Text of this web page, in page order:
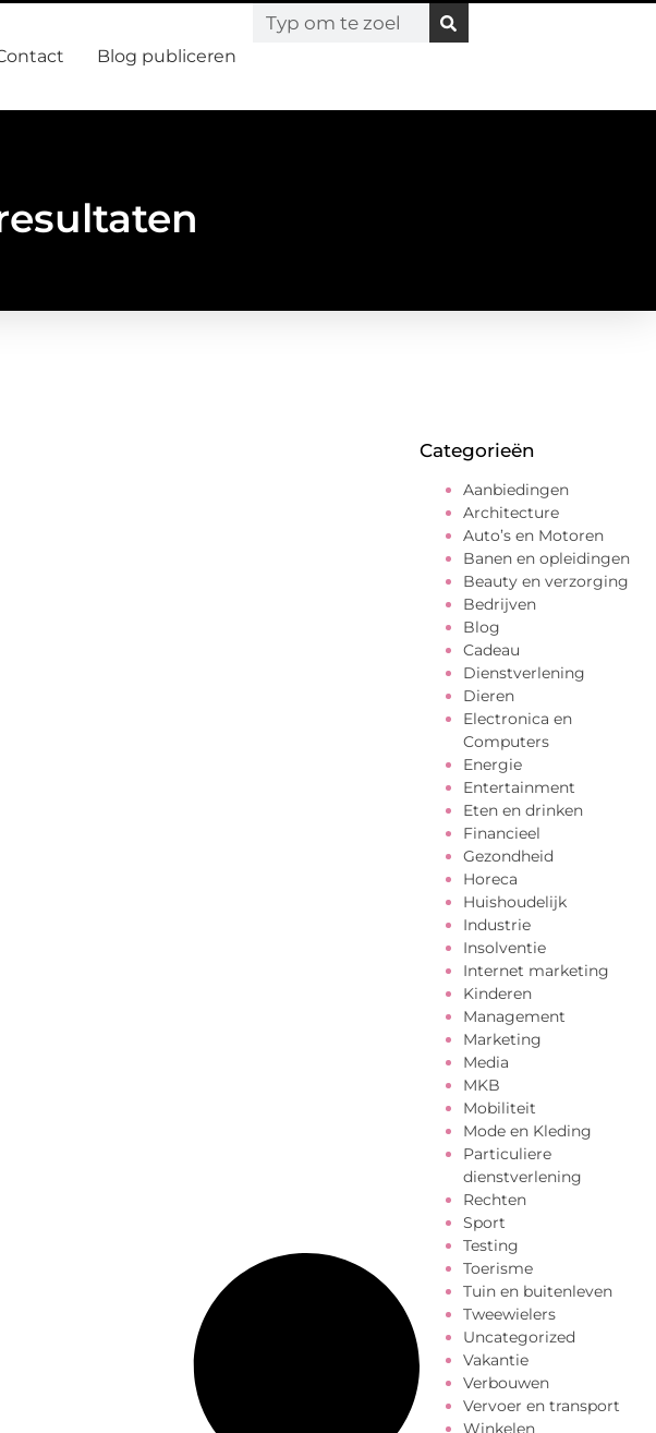
Blog publiceren
Categorieën
Aanbiedingen
Architecture
Auto’s en Motoren
Banen en opleidingen
Beauty en verzorging
Bedrijven
Blog
Cadeau
Dienstverlening
Dieren
Electronica en
Computers
Energie
Entertainment
Eten en drinken
Financieel
Gezondheid
Horeca
Huishoudelijk
Industrie
Insolventie
Internet marketing
Kinderen
Management
Marketing
Media
MKB
Mobiliteit
Mode en Kleding
Particuliere
dienstverlening
Rechten
Sport
Testing
Toerisme
Tuin en buitenleven
Tweewielers
Uncategorized
Vakantie
Verbouwen
Vervoer en transport
Winkelen